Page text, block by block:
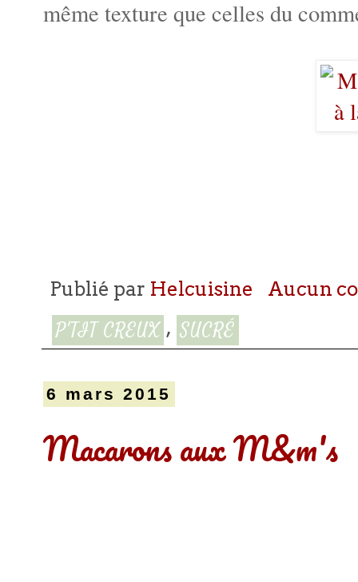
même texture que celles du
Publié par Helcuisine Aucun
P'TIT CREUX , SUCRÉ
6 mars 2015
Macarons aux M&m's